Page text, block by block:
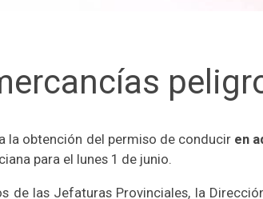
la obtención del permiso de conducir en
para el lunes 1 de junio.
las Jefaturas Provinciales, la